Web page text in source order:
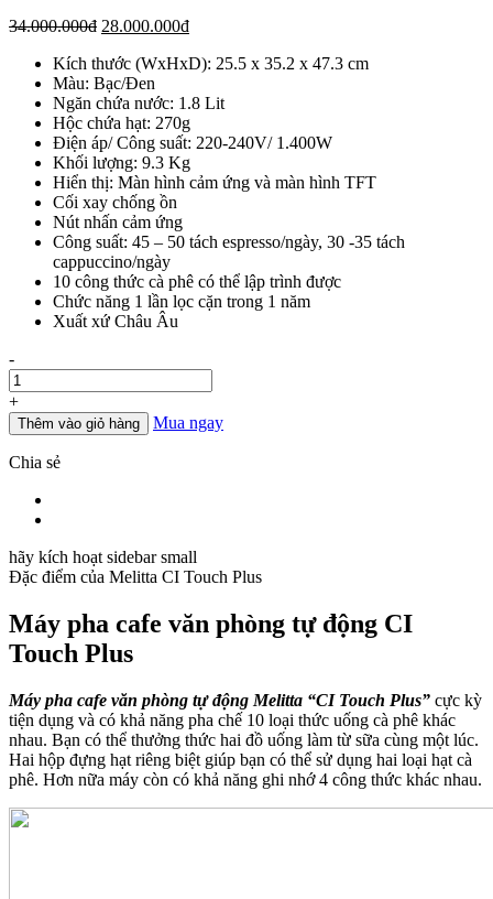
34.000.000đ Giá
là:
34.000.000đ.
28.000.000đGiá
tại
28.000.000đ.
Kích thước (WxHxD): 25.5 x 35.2 x 47.3 cm
Màu: Bạc/Đen
Ngăn chứa nước: 1.8 Lit
Hộc chứa hạt: 270g
Điện áp/ Công suất: 220-240V/ 1.400W
Khối lượng: 9.3 Kg
Hiển thị: Màn hình cảm ứng và màn hình TFT
Cối xay chống ồn
Nút nhấn cảm ứng
Công suất: 45 – 50 tách espresso/ngày, 30 -35 tách
cappuccino/ngày
10 công thức cà phê có thể lập trình được
Chức năng 1 lần lọc cặn trong 1 năm
Xuất xứ Châu Âu
Số
lượng
-
+
Thêm vào giỏ hàng Mua ngay
Chia sẻ
hãy kích hoạt sidebar small
Đặc điểm của Melitta CI Touch Plus
Máy pha cafe văn phòng tự động CI
Touch Plus
Máy pha cafe văn phòng tự động Melitta “CI Touch Plus” cực kỳ
tiện dụng và có khả năng pha chế 10 loại thức uống cà phê khác
nhau. Bạn có thể thưởng thức hai đồ uống làm từ sữa cùng một lúc.
Hai hộp đựng hạt riêng biệt giúp bạn có thể sử dụng hai loại hạt cà
phê. Hơn nữa máy còn có khả năng ghi nhớ 4 công thức khác nhau.